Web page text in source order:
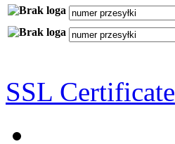
SSL Certificate